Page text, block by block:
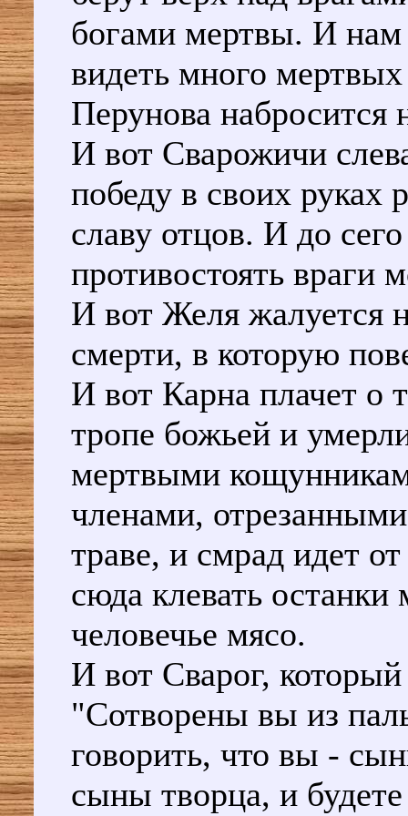
богами мертвы. И нам
видеть много мертвых
Перунова набросится
И вот Сварожичи
победу в своих руках
славу отцов. И до
противостоять враги
И вот Желя жалуется
смерти, в которую
И вот Карна плачет о
тропе божьей и
мертвыми
членами,
траве, и смрад идет
сюда клевать
человечье мясо.
И вот Сварог,
"Сотворены вы из
говорить, что вы -
сыны творца, и